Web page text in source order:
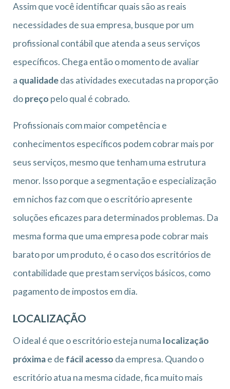
Assim que você identificar quais são as reais
necessidades de sua empresa, busque por um
profissional contábil que atenda a seus serviços
específicos. Chega então o momento de avaliar
a qualidadedas atividades executadas na proporção
dopreço pelo qual é cobrado.
Profissionais com maior competência e
conhecimentos específicos podem cobrar mais por
seus serviços, mesmo que tenham uma estrutura
menor. Isso porque a segmentação e especialização
em nichos faz com que o escritório apresente
soluções eficazes para determinados problemas. Da
mesma forma que uma empresa pode cobrar mais
barato por um produto, é o caso dos escritórios de
contabilidade que prestam serviços básicos, como
pagamento de impostos em dia.
LOCALIZAÇÃO
O ideal é que o escritório esteja numa localização
próximae de fácil acesso da empresa. Quando o
escritório atua na mesma cidade, fica muito mais